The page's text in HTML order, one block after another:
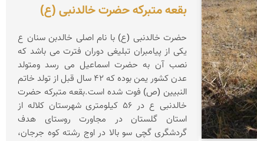
بقعه متبرکه حضرت خالدنبی (ع)
حضرت خالدنبی (ع) با نام اصلی خالدبن سنان ع
یکی از پیامبران تبلیغی دوران فترت می باشد که
نصب آن به حضرت اسماعیل می رسد ومتولد
عدن کشور یمن بوده که 42 سال قبل از تولد خاتم
النبیین (ص) فوت شده است.بقعه متبرکه حضرت
خالدنبی ع در 56 کیلومتری شهرستان کلاله از
استان گلستان در مجاورت روستای هدف
گردشگری گچی سو بالا در اوج رشته کوه جرجان،